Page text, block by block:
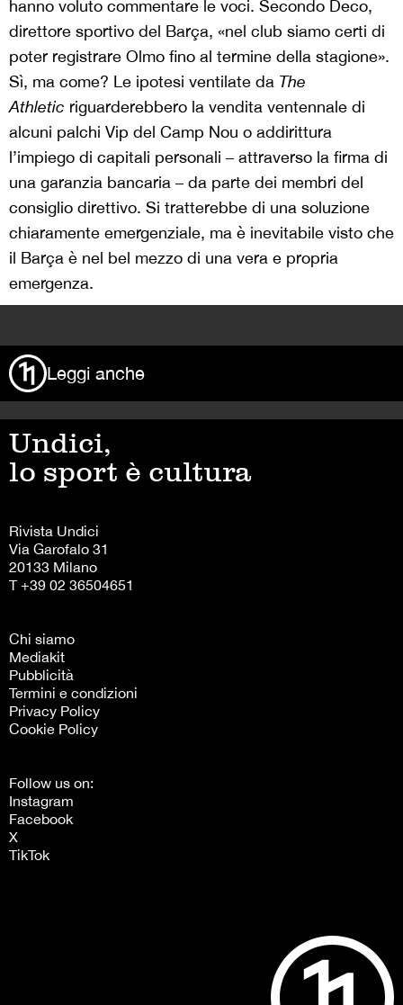
hanno voluto commentare le voci. Secondo Deco,
direttore sportivo del Barça, «nel club siamo certi di
poter registrare Olmo fino al termine della stagione».
Sì, ma come? Le ipotesi ventilate da The
Athletic riguarderebbero la vendita ventennale di
alcuni palchi Vip del Camp Nou o addirittura
l’impiego di capitali personali – attraverso la firma di
una garanzia bancaria – da parte dei membri del
consiglio direttivo. Si tratterebbe di una soluzione
chiaramente emergenziale, ma è inevitabile visto che
il Barça è nel bel mezzo di una vera e propria
emergenza.
Leggi anche
Undici,
lo sport è cultura
Rivista Undici
Via Garofalo 31
20133 Milano
T +39 02 36504651
Chi siamo
Mediakit
Pubblicità
Termini e condizioni
Privacy Policy
Cookie Policy
Follow us on:
Instagram
Facebook
X
TikTok